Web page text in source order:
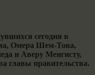
сегодня в
Омера Шем-Това,
и Аверу Менгисту,
главы правительства.